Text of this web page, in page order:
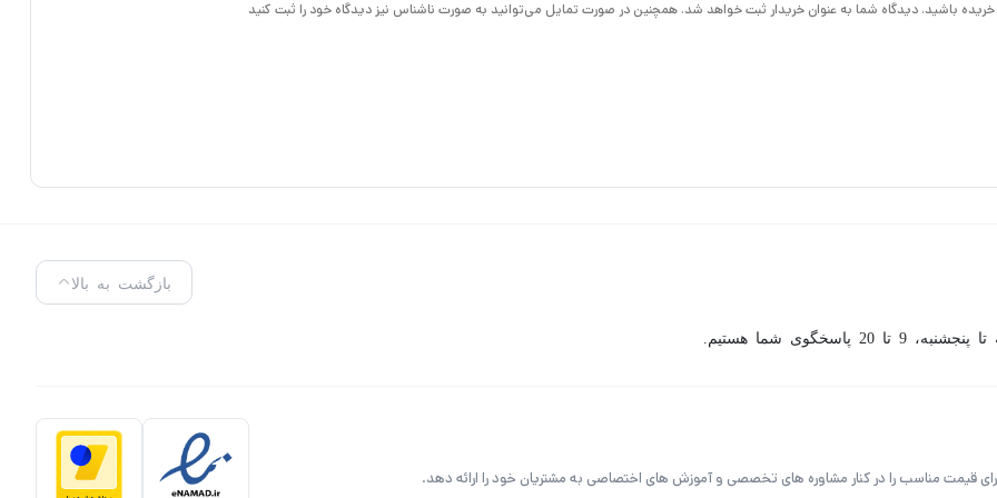
خریده باشید، دیدگاه شما به عنوان خریدار ثبت خواهد شد. همچنین در صورت تمایل می‌توانید به صورت ناشناس نیز دیدگاه خود را ثبت کنید
9 تا 20 پاسخگوی شما هستیم.
بازگشت به بالا
قیمت مناسب را در کنار مشاوره های تخصصی و آموزش های اختصاصی به مشتریان خود را ارائه دهد.